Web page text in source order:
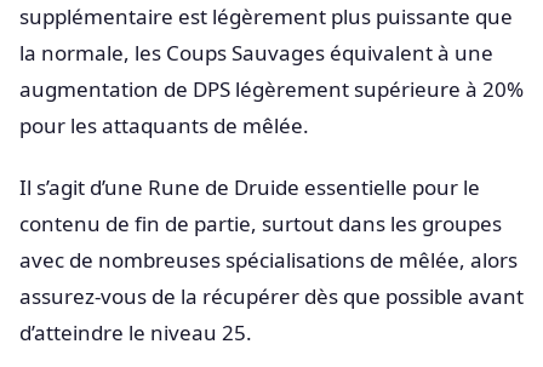
supplémentaire est légèrement plus puissante que
la normale, les Coups Sauvages équivalent à une
augmentation de DPS légèrement supérieure à 20%
pour les attaquants de mêlée.
Il s’agit d’une Rune de Druide essentielle pour le
contenu de fin de partie, surtout dans les groupes
avec de nombreuses spécialisations de mêlée, alors
assurez-vous de la récupérer dès que possible avant
d’atteindre le niveau 25.